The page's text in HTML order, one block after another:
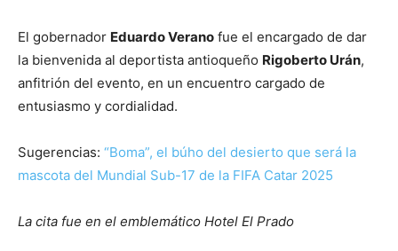
El gobernador Eduardo Verano fue el encargado de dar
la bienvenida al deportista antioqueño Rigoberto Urán,
anfitrión del evento, en un encuentro cargado de
entusiasmo y cordialidad.
Sugerencias: “Boma”, el búho del desierto que será la
mascota del Mundial Sub-17 de la FIFA Catar 2025
La cita fue en el emblemático Hotel El Prado